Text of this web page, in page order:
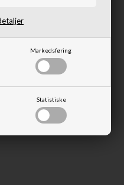
Markedsføring
Statistiske